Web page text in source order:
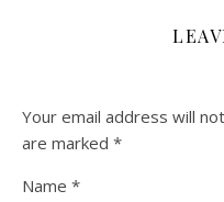
Your email address will
are marked *
Name *